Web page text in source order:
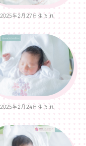
2025年2月27日生まれ
2025年2月24日生まれ